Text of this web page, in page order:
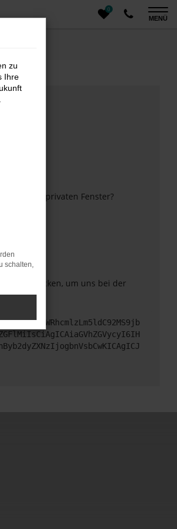
0
MENÜ
in einem privaten Fenster?
Text schicken, um uns bei der
zu
Ihre
schalten,